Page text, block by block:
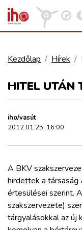
ELLÁTÁSI LÁNC
Kezdőlap Hírek
HITEL UTÁN
iho/vasút
2012.01.25. 16:00
A BKV
hirdettek a társaság
értesülései szerint.
szakszervezete)
tárgyalásokkal az új